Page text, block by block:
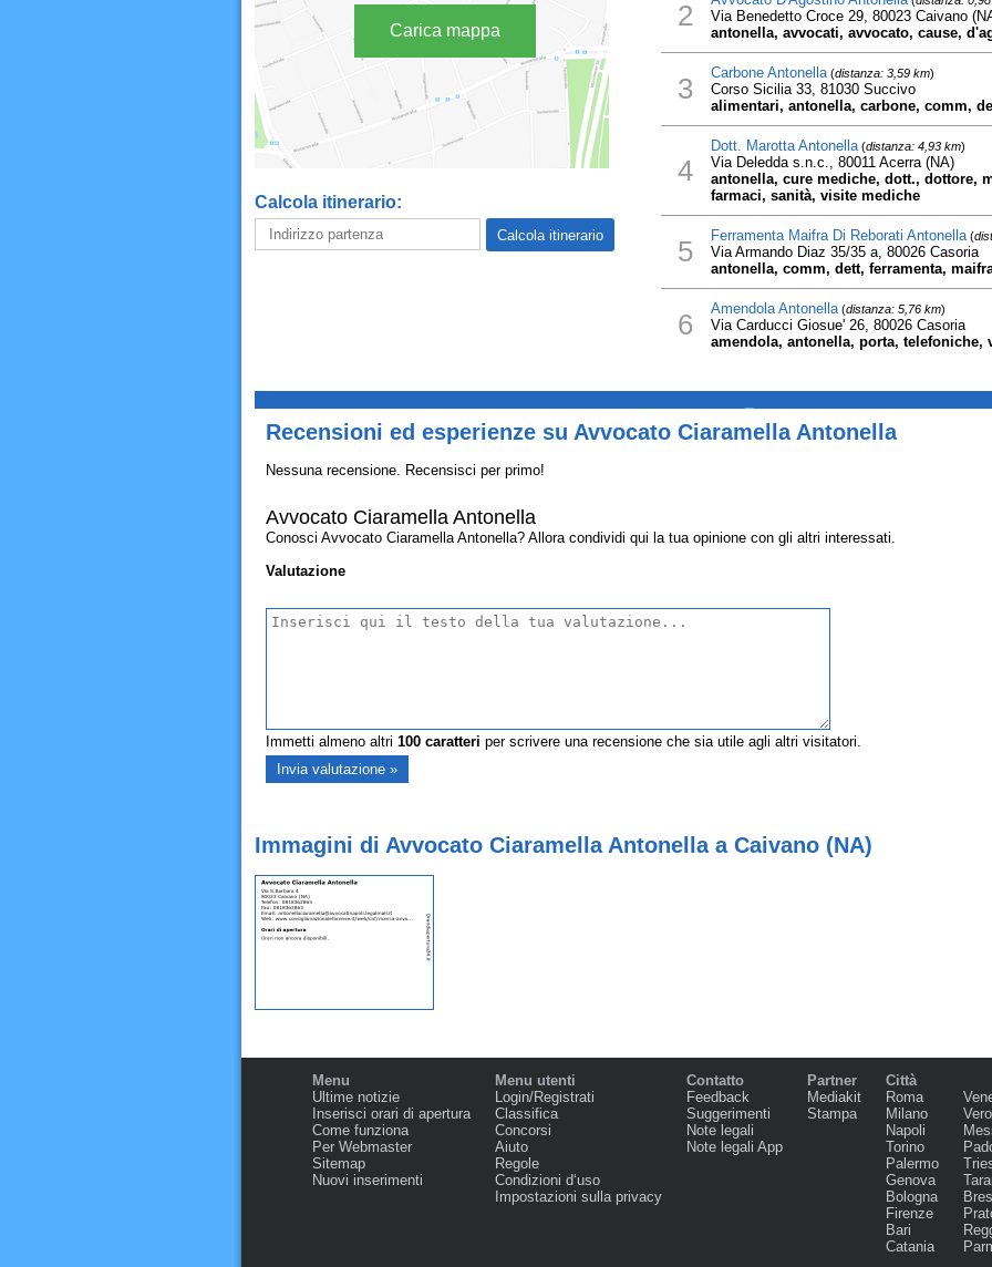
Carica mappa
Calcola itinerario:
2
Via Benedetto Croce 29, 80023 Caivano
antonella, avvocati, avvocato, cause,
3 Carbone Antonella(distanza: 3,59 km)
Corso Sicilia 33, 81030 Succivo
alimentari, antonella, carbone, comm,
4
Dott. Marotta Antonella(distanza: 4,93 km)
Via Deledda s.n.c., 80011 Acerra (NA)
antonella, cure mediche, dott., dottore,
farmaci, sanità, visite mediche
5 Ferramenta Maifra Di Reborati Antonella(
Via Armando Diaz 35/35 a, 80026 Casoria
antonella, comm, dett, ferramenta,
6 Amendola Antonella(distanza: 5,76 km)
Via Carducci Giosue' 26, 80026 Casoria
amendola, antonella, porta, telefoniche,
Recensioni ed esperienze su Avvocato Ciaramella Antonella
Nessuna recensione. Recensisci per primo!
Avvocato Ciaramella Antonella
Conosci Avvocato Ciaramella Antonella? Allora condividi qui la tua opinione con gli altri interessati.
Valutazione
Immetti almeno altri 100caratteri per scrivere una recensione che sia utile agli altri visitatori.
Immagini di Avvocato Ciaramella Antonella a Caivano (NA)
Menu
Ultime notizie
Inserisci orari di apertura
Come funziona
Per Webmaster
Sitemap
Nuovi inserimenti
Menu utenti
Login/Registrati
Classifica
Concorsi
Aiuto
Regole
Condizioni d‘uso
Impostazioni sulla privacy
Contatto
Feedback
Suggerimenti
Note legali
Note legali App
Partner
Mediakit
Stampa
Città
Roma
Milano
Napoli
Torino
Palermo
Genova
Bologna
Firenze
Bari
Catania